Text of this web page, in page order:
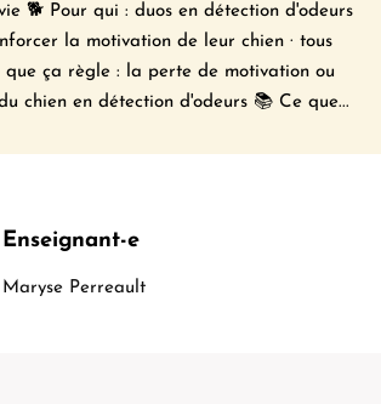
🐕 Pour qui : duos en détection d'odeurs
la motivation de leur chien · tous
que ça règle : la perte de motivation ou
chien en détection d'odeurs 📚 Ce que...
Enseignant-e
Maryse Perreault